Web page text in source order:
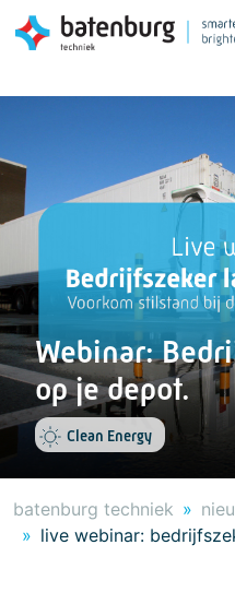
Webinar:
op je depot.
Clean Energy
batenburg techniek
live webinar: